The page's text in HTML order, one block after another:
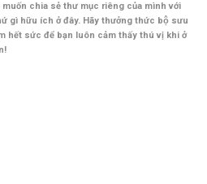
chia sẻ thư mục riêng của mình với
gì hữu ích ở đây. Hãy thưởng thức bộ sưu
hết sức để bạn luôn cảm thấy thú vị khi ở